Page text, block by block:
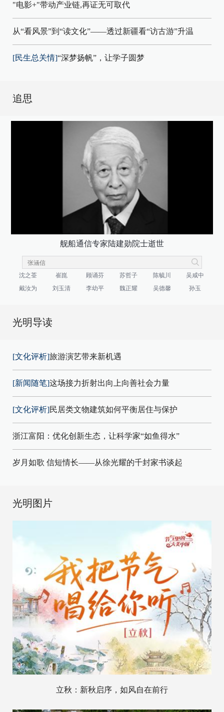
"电影+"带动产业链,再证无可取代
从“看风景”到“读文化”——透过新疆看“访古游”升温
[民生总关情]“深梦扬帆”，让学子圆梦
追思
舰船通信专家陆建勋院士逝世
沈之荃 崔崑 顾诵芬 苏哲子 陈毓川
吴咸中
戴汝为
刘玉清 李幼平 魏正耀 吴德馨 孙玉
光明导读
[文化评析]旅游演艺带来新机遇
[新闻随笔]这场接力折射出向上向善社会力量
[文化评析]民居类文物建筑如何平衡居住与保护
浙江富阳：优化创新生态，让科学家“如鱼得水”
岁月如歌 信短情长——从徐光耀的千封家书谈起
光明图片
立秋：新秋启序，如风自在前行